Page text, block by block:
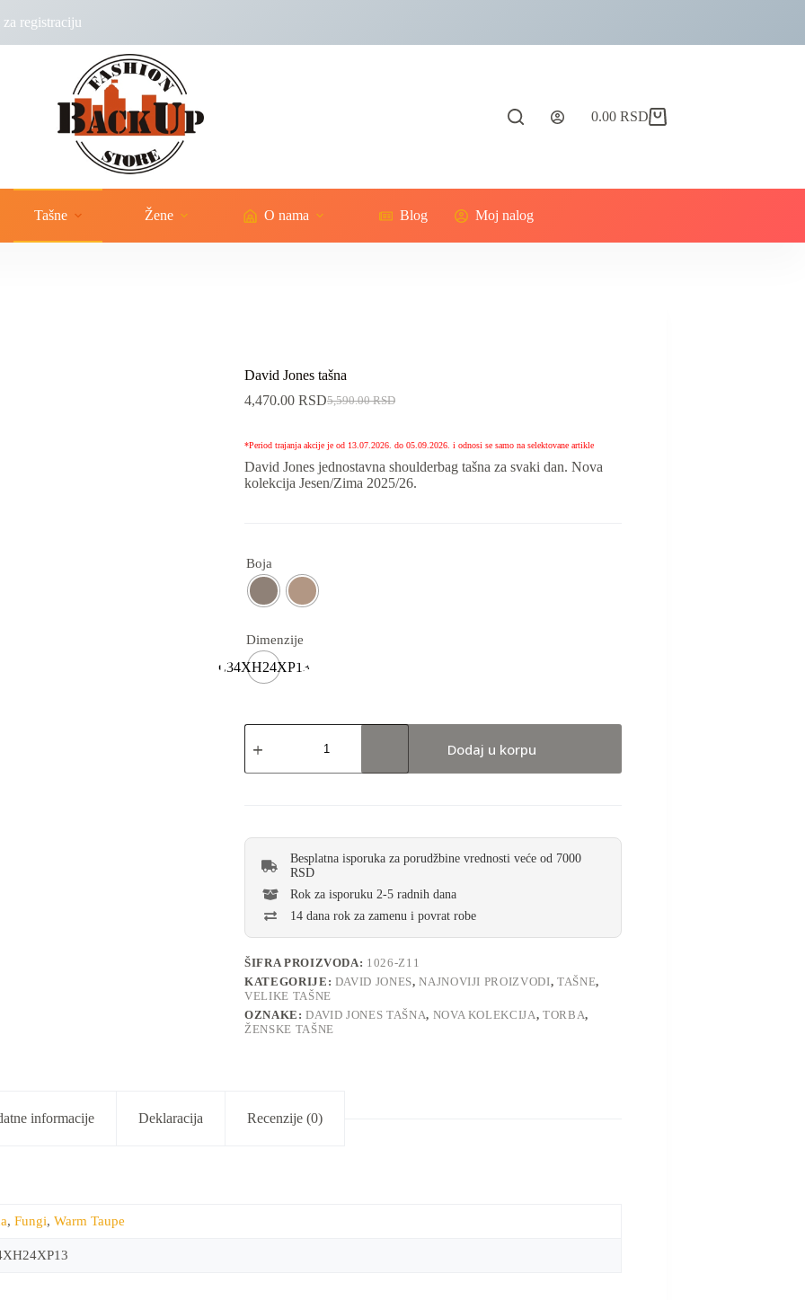
registraciju
0.00 RSD
Tašne Žene O nama Blog Moj nalog
David Jones tašna
5,590.00RSD
4,470.00 RSD
*Period trajanja akcije je od 13.07.2026. do 05.09.2026. i odnosi se samo na selektovane artikle
David Jones jednostavna shoulderbag tašna za svaki dan. Nova
kolekcija Jesen/Zima 2025/26.
Boja
Dimenzije
L34XH24XP13
Dodaj u korpu
Besplatna isporuka za porudžbine vrednosti veće od 7000
RSD
Rok za isporuku 2-5 radnih dana
14 dana rok za zamenu i povrat robe
ŠIFRA PROIZVODA: 1026-Z11
KATEGORIJE: DAVID JONES,NAJNOVIJI PROIZVODI, TAŠNE,
VELIKE TAŠNE
OZNAKE:DAVID JONES TAŠNA, NOVA KOLEKCIJA, TORBA,
ŽENSKE TAŠNE
informacije Deklaracija Recenzije (0)
, Fungi, Warm Taupe